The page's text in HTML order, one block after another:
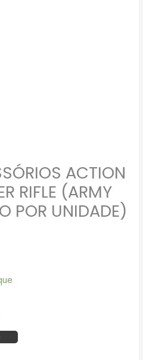
ACTION
RIFLE (ARMY
POR UNIDADE)